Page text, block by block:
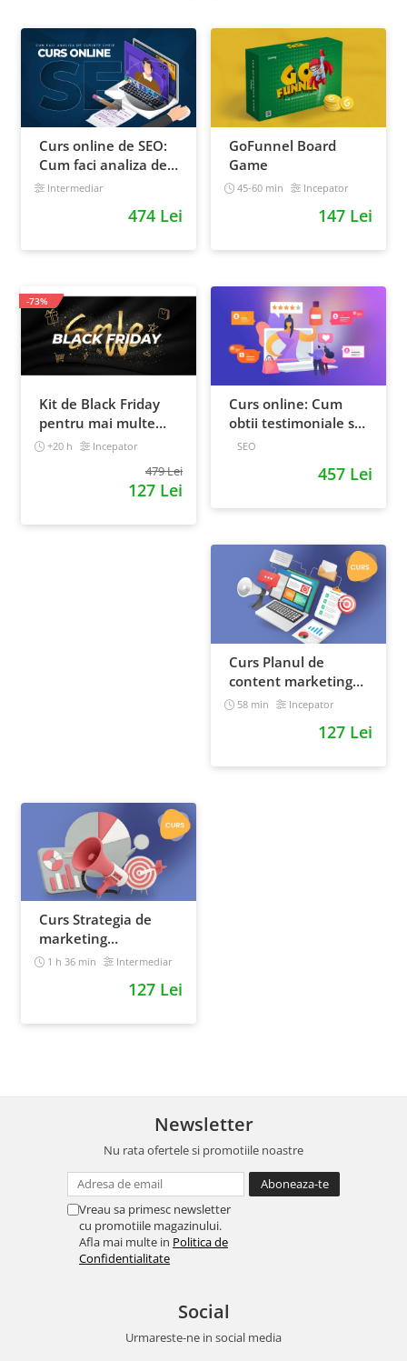
Curs online de SEO:
Cum faci analiza de
cuvinte cheie si
Intermediar
474 Lei
GoFunnel Board
Game
45-60 min Incepator
147 Lei
Kit de Black Friday
pentru mai multe
vanzari in magazinul
+20 h Incepator
479 Lei
127 Lei
-73%
Curs online: Cum
obtii testimoniale si
recenzii puternice
SEO
457 Lei
Curs Planul de
content marketing
pentru un magazin
58 min Incepator
127 Lei
Curs Strategia de
marketing
multichannel
1 h 36 min Intermediar
127 Lei
Newsletter
Nu rata ofertele si promotiile noastre
Vreau sa primesc newsletter
cu promotiile magazinului.
Afla mai multe in Politica de
Confidentialitate
Social
Urmareste-ne in social media